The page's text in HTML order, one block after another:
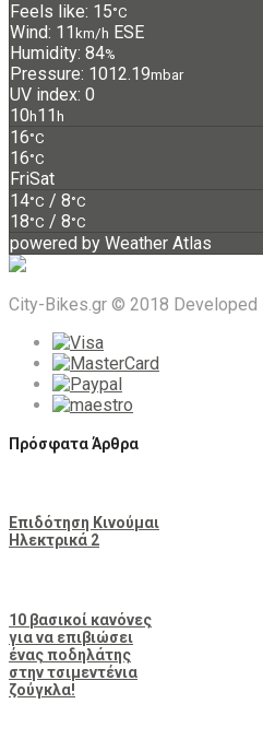
Feels like: 15°C
Wind: 11km/h ESE
Humidity: 84%
Pressure: 1012.19mbar
UV index: 0
10h11h
16°C
16°C
FriSat
14°C / 8°C
18°C / 8°C
powered by Weather Atlas
City-Bikes.gr © 2018 Developed
Πρόσφατα Άρθρα
Επιδότηση Κινούμαι
Ηλεκτρικά 2
10 βασικοί κανόνες
για να επιβιώσει
ένας ποδηλάτης
στην τσιμεντένια
ζούγκλα!